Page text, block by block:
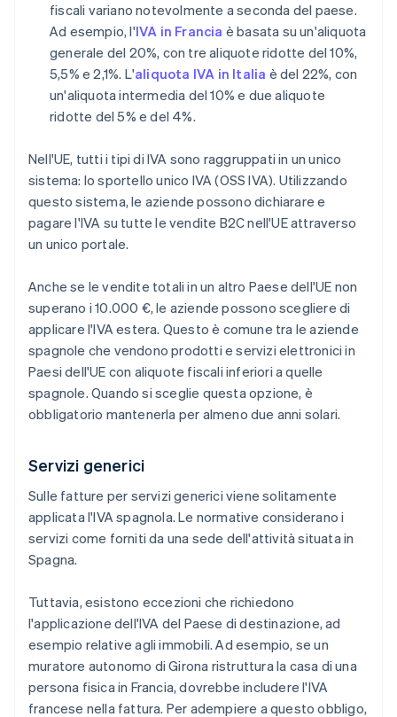
fiscali variano notevolmente a seconda del paese.
Ad esempio, l'IVA in Francia è basata su un'aliquota
generale del 20%, con tre aliquote ridotte del 10%,
5,5% e 2,1%. L'aliquota IVA in Italia è del 22%, con
un'aliquota intermedia del 10% e due aliquote
ridotte del 5% e del 4%.
Nell'UE, tutti i tipi di IVA sono raggruppati in un unico
sistema: lo sportello unico IVA (OSS IVA). Utilizzando
questo sistema, le aziende possono dichiarare e
pagare l'IVA su tutte le vendite B2C nell'UE attraverso
un unico portale.
Anche se le vendite totali in un altro Paese dell'UE non
superano i 10.000 €, le aziende possono scegliere di
applicare l'IVA estera. Questo è comune tra le aziende
spagnole che vendono prodotti e servizi elettronici in
Paesi dell'UE con aliquote fiscali inferiori a quelle
spagnole. Quando si sceglie questa opzione, è
obbligatorio mantenerla per almeno due anni solari.
Servizi generici
Sulle fatture per servizi generici viene solitamente
applicata l'IVA spagnola. Le normative considerano i
servizi come forniti da una sede dell'attività situata in
Spagna.
Tuttavia, esistono eccezioni che richiedono
l'applicazione dell'IVA del Paese di destinazione, ad
esempio relative agli immobili. Ad esempio, se un
muratore autonomo di Girona ristruttura la casa di una
persona fisica in Francia, dovrebbe includere l'IVA
francese nella fattura. Per adempiere a questo obbligo,